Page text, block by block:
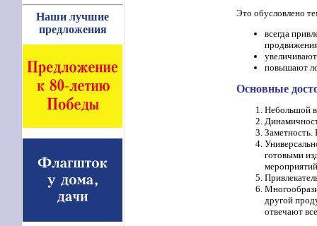
Наши лучшие
предложения
Это обусловлено
всегда
повышают
Основные
Небольшой
Заметность.
готовыми
другой
отвечают